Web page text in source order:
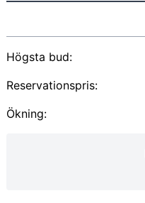
Högsta bud:
Reservationspris:
Ökning: